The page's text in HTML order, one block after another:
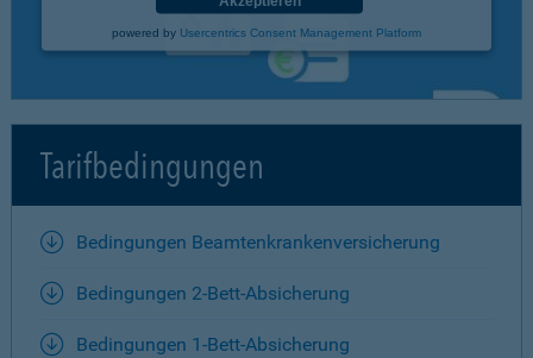
powered by Usercentrics Consent Management Platform
Tarifbedingungen
Bedingungen Beamtenkrankenversicherung
Bedingungen 2-Bett-Absicherung
Bedingungen 1-Bett-Absicherung